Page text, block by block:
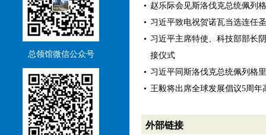
总领馆微信公众号
赵乐际会见斯洛伐克总统佩列
习近平致电祝贺诺瓦当选连任
习近平主席特使、科技部部长
接仪式
习近平同斯洛伐克总统佩列格
王毅将出席全球发展倡议5周年
外部链接